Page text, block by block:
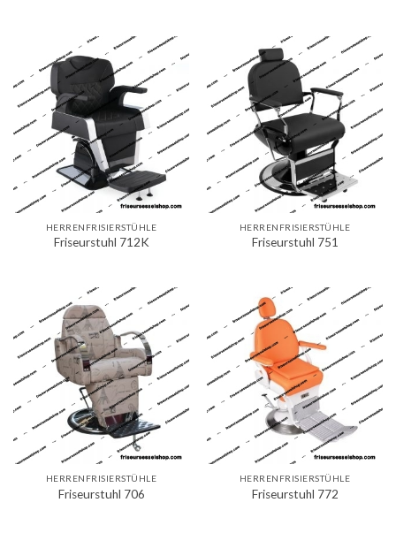
HERRENFRISIERSTÜHLE
Friseurstuhl 712K
HERRENFRISIERSTÜHLE
Friseurstuhl 751
HERRENFRISIERSTÜHLE
Friseurstuhl 706
HERRENFRISIERSTÜHLE
Friseurstuhl 772